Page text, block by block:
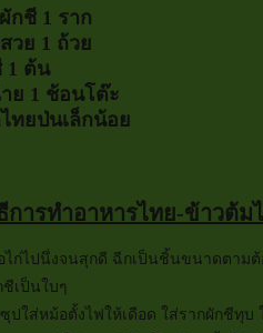
กชี 1 ราก
วย 1 ถ้วย
1 ต้น
ย 1 ช้อนโต๊ะ
ทยป่นเล็กน้อย
การทำอาหารไทย-ข้าวต้ม
ไก่ไปนึ่งจนสุกดี ฉีกเป็นชิ้นขนาดตามต้
ชีเป็นใบๆ
ปใส่หม้อตั้งไฟให้เดือด ใส่รากผักชีทุบ